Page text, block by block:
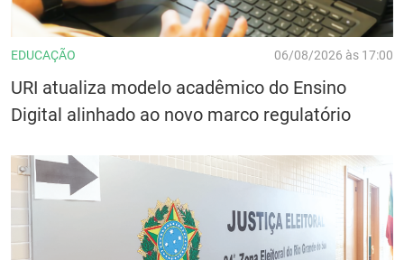
EDUCAÇÃO 06/08/2026 às 17:00
URI atualiza modelo acadêmico do Ensino
Digital alinhado ao novo marco regulatório